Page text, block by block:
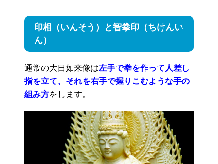
印相（いんそう）と智拳印（ちけんい
ん）
通常の大日如来像は左手で拳を作って人差し
指を立て、それを右手で握りこむような手の
組み方をします。